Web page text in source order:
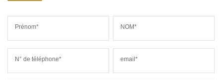
Prénom* NOM*
N° de téléphone* email*